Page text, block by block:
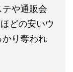
や通販会
どの安いウ
かり奪われ